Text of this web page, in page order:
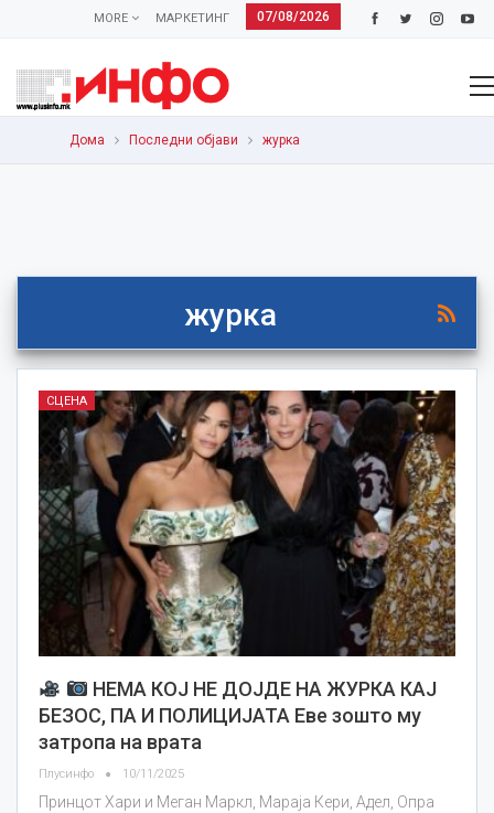
07/08/2026
МАРКЕТИНГ
MORE
Дома Последни објави журка
журка
СЦЕНА
НЕМА КОЈ НЕ ДОЈДЕ НА ЖУРКА КАЈ
БЕЗОС, ПА И ПОЛИЦИЈАТА Еве зошто му
затропа на врата
Плусинфо 10/11/2025
Принцот Хари и Меган Маркл, Мараја Кери, Адел, Опра